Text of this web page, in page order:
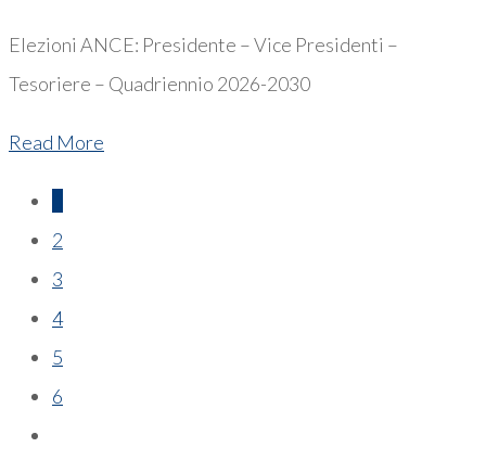
Elezioni ANCE: Presidente – Vice Presidenti –
Tesoriere – Quadriennio 2026-2030
Read More
2
3
4
5
6